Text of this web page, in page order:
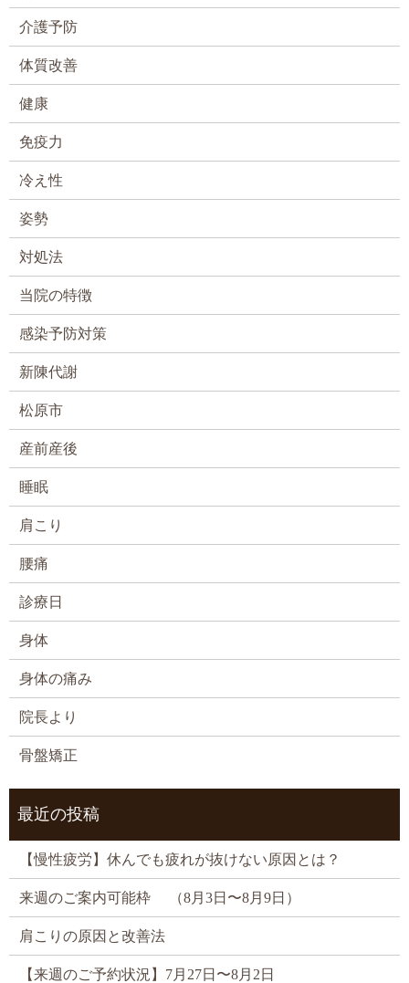
介護予防
体質改善
健康
免疫力
冷え性
姿勢
対処法
当院の特徴
感染予防対策
新陳代謝
松原市
産前産後
睡眠
肩こり
腰痛
診療日
身体
身体の痛み
院長より
骨盤矯正
最近の投稿
【慢性疲労】休んでも疲れが抜けない原因とは？
来週のご案内可能枠 （8月3日〜8月9日）
肩こりの原因と改善法
【来週のご予約状況】7月27日〜8月2日